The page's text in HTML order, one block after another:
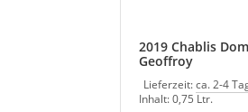
2019 Chablis
Geoffroy
Lieferzeit:ca. 2-4
Inhalt: 0,75 Ltr.